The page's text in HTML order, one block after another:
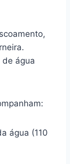
de água
água (110